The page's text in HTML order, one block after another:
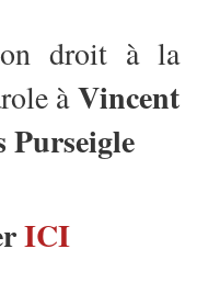
droit à la
àVincent
Purseigle
ICI